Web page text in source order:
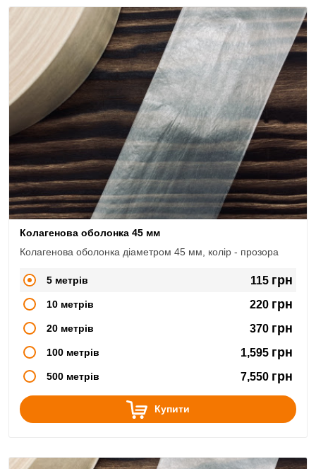
Колагенова оболонка 45 мм
5 метрів 115 грн
10 метрів 220 грн
20 метрів 370 грн
100 метрів 1,595 грн
500 метрів 7,550 грн
Купити